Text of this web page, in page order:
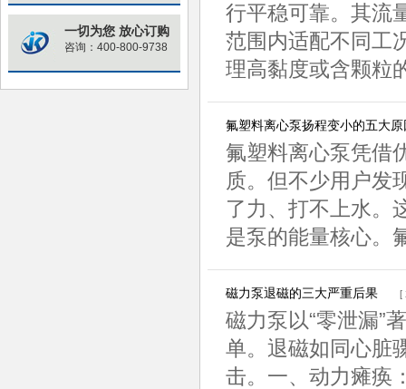
一切为您 放心订购
咨询：400-800-9738
行平稳可靠。其流
范围内适配不同工
理高黏度或含颗粒
氟塑料离心泵扬程变小的五大原
氟塑料离心泵凭借
质。但不少用户发
了力、打不上水。
是泵的能量核心。
磁力泵退磁的三大严重后果 [
磁力泵以“零泄漏”
单。退磁如同心脏
击。一、动力瘫痪